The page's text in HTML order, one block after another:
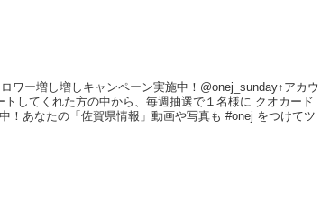
ー増し増しキャンペーン実施中！@onej_sunday↑アカウ
してくれた方の中から、毎週抽選で１名様に クオカード
！あなたの「佐賀県情報」動画や写真も #onej をつけてツ